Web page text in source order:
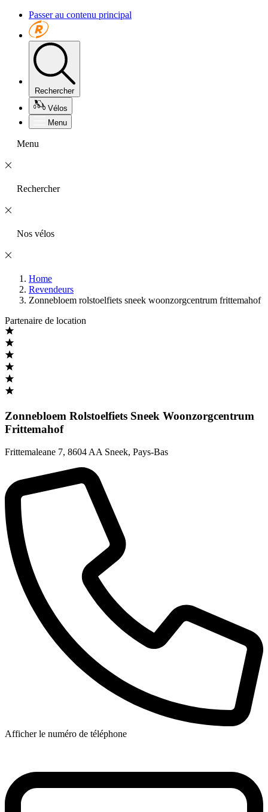
Passer au contenu principal
Rechercher
Vélos
Menu
Menu
Rechercher
Nos vélos
Home
Revendeurs
Zonnebloem rolstoelfiets sneek woonzorgcentrum frittemahof
Partenaire de location
Zonnebloem Rolstoelfiets Sneek Woonzorgcentrum
Frittemahof
Frittemaleane 7, 8604 AA Sneek, Pays-Bas
Afficher le numéro de téléphone